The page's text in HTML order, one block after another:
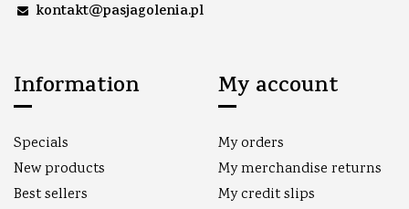
kontakt@pasjagolenia.pl
Information
Specials
New products
Best sellers
My account
My orders
My merchandise returns
My credit slips